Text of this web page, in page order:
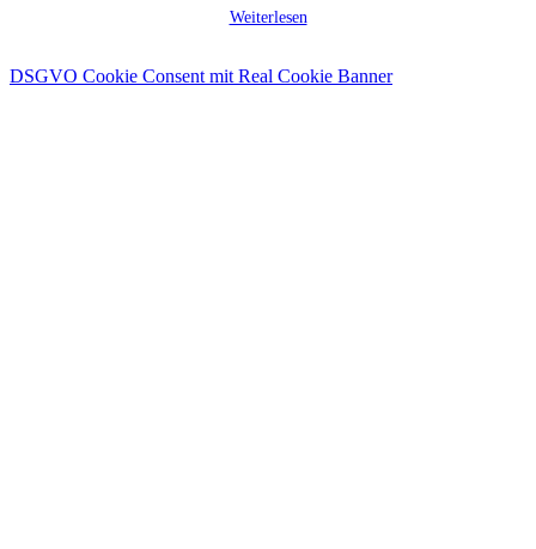
Weiterlesen
DSGVO Cookie Consent mit Real Cookie Banner